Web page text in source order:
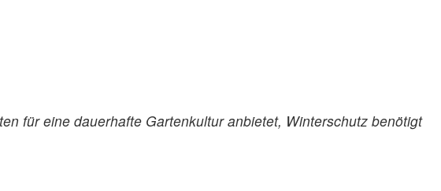
für eine dauerhafte Gartenkultur anbietet, Winterschutz benötigt